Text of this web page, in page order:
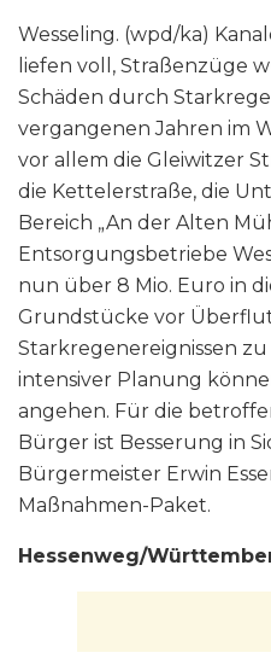
Wesseling. (wpd/ka)
liefen voll, Straßenzüge
Schäden durch
vergangenen Jahren im
vor allem die Gleiwitzer
die Kettelerstraße, die
Bereich „An der Alten
Entsorgungsbetriebe
nun über 8 Mio. Euro in
Grundstücke vor
Starkregenereignissen
intensiver Planung
angehen. Für die
Bürger ist Besserung in
Bürgermeister Erwin
Maßnahmen-Paket.
Hessenweg/